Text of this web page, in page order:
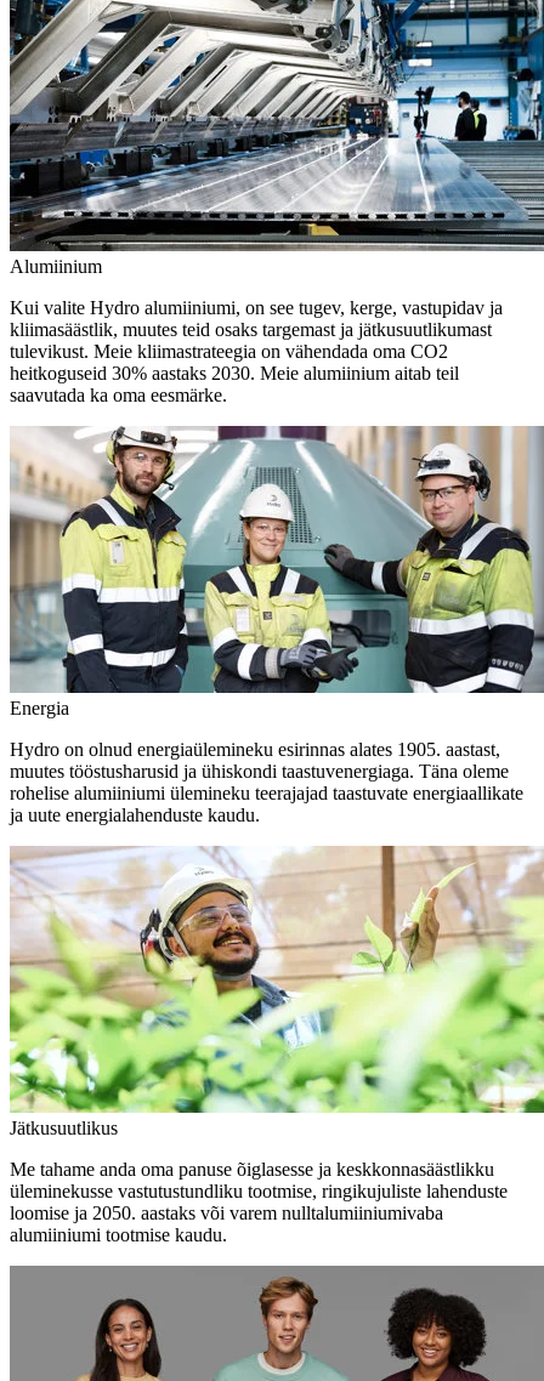
Alumiinium
Kui valite Hydro alumiiniumi, on see tugev, kerge, vastupidav ja
kliimasäästlik, muutes teid osaks targemast ja jätkusuutlikumast
tulevikust. Meie kliimastrateegia on vähendada oma CO2
heitkoguseid 30% aastaks 2030. Meie alumiinium aitab teil
saavutada ka oma eesmärke.
Energia
Hydro on olnud energiaülemineku esirinnas alates 1905. aastast,
muutes tööstusharusid ja ühiskondi taastuvenergiaga. Täna oleme
rohelise alumiiniumi ülemineku teerajajad taastuvate energiaallikate
ja uute energialahenduste kaudu.
Jätkusuutlikus
Me tahame anda oma panuse õiglasesse ja keskkonnasäästlikku
üleminekusse vastutustundliku tootmise, ringikujuliste lahenduste
loomise ja 2050. aastaks või varem nulltalumiiniumivaba
alumiiniumi tootmise kaudu.